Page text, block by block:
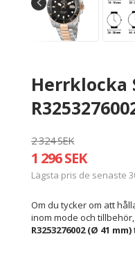
Herrklocka
2 324 SEK
1 296 SEK
Lägsta pris de senaste
Om du tycker om att
inom mode och
R3253276002 (Ø 41 mm)